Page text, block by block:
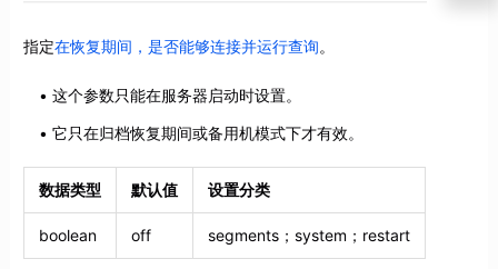
指定在恢复期间，是否能够连接并运行查询。
这个参数只能在服务器启动时设置。
它只在归档恢复期间或备用机模式下才有效。
数据类型 默认值 设置分类
boolean off segments；system；restart